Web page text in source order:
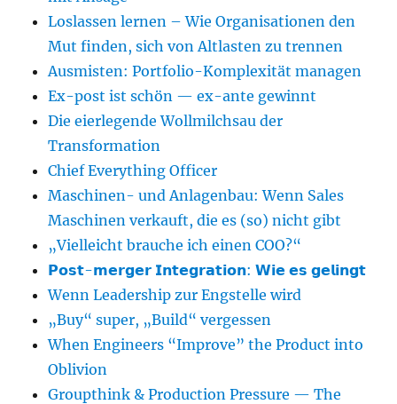
Loslassen lernen – Wie Organisationen den
Mut finden, sich von Altlasten zu trennen
Ausmisten: Portfolio-Komplexität managen
Ex-post ist schön — ex-ante gewinnt
Die eierlegende Wollmilchsau der
Transformation
Chief Everything Officer
Maschinen- und Anlagenbau: Wenn Sales
Maschinen verkauft, die es (so) nicht gibt
„Vielleicht brauche ich einen COO?“
𝗣𝗼𝘀𝘁-𝗺𝗲𝗿𝗴𝗲𝗿 𝗜𝗻𝘁𝗲𝗴𝗿𝗮𝘁𝗶𝗼𝗻: 𝗪𝗶𝗲 𝗲𝘀 𝗴𝗲𝗹𝗶𝗻𝗴𝘁
Wenn Leadership zur Engstelle wird
„Buy“ super, „Build“ vergessen
When Engineers “Improve” the Product into
Oblivion
Groupthink & Production Pressure — The